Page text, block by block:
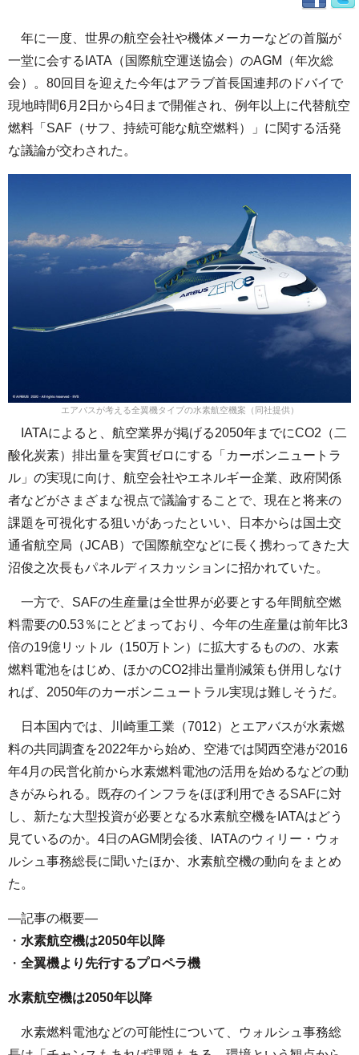
年に一度、世界の航空会社や機体メーカーなどの首脳が
一堂に会するIATA（国際航空運送協会）のAGM（年次総
会）。80回目を迎えた今年はアラブ首長国連邦のドバイで
現地時間6月2日から4日まで開催され、例年以上に代替航空
燃料「SAF（サフ、持続可能な航空燃料）」に関する活発
な議論が交わされた。
エアバスが考える全翼機タイプの水素航空機案（同社提供）
IATAによると、航空業界が掲げる2050年までにCO2（二
酸化炭素）排出量を実質ゼロにする「カーボンニュートラ
ル」の実現に向け、航空会社やエネルギー企業、政府関係
者などがさまざまな視点で議論することで、現在と将来の
課題を可視化する狙いがあったといい、日本からは国土交
通省航空局（JCAB）で国際航空などに長く携わってきた大
沼俊之次長もパネルディスカッションに招かれていた。
一方で、SAFの生産量は全世界が必要とする年間航空燃
料需要の0.53％にとどまっており、今年の生産量は前年比3
倍の19億リットル（150万トン）に拡大するものの、水素
燃料電池をはじめ、ほかのCO2排出量削減策も併用しなけ
れば、2050年のカーボンニュートラル実現は難しそうだ。
日本国内では、川崎重工業（7012）とエアバスが水素燃
料の共同調査を2022年から始め、空港では関西空港が2016
年4月の民営化前から水素燃料電池の活用を始めるなどの動
きがみられる。既存のインフラをほぼ利用できるSAFに対
し、新たな大型投資が必要となる水素航空機をIATAはどう
見ているのか。4日のAGM閉会後、IATAのウィリー・ウォ
ルシュ事務総長に聞いたほか、水素航空機の動向をまとめ
た。
—記事の概要—
・ 水素航空機は2050年以降
・ 全翼機より先行するプロペラ機
水素航空機は2050年以降
水素燃料電池などの可能性について、ウォルシュ事務総